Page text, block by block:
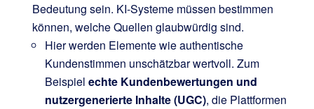
Bedeutung sein. KI-Systeme müssen bestimmen
können, welche Quellen glaubwürdig sind.
Hier werden Elemente wie authentische
Kundenstimmen unschätzbar wertvoll. Zum
Beispiel echte Kundenbewertungen und
nutzergenerierte Inhalte (UGC), die Plattformen